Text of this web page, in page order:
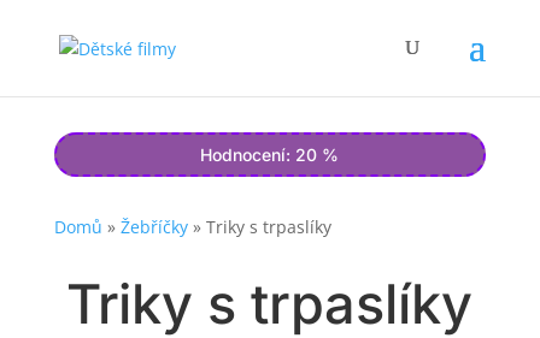
Hodnocení: 20 %
Domů » Žebříčky» Triky s trpaslíky
Triky s trpaslíky